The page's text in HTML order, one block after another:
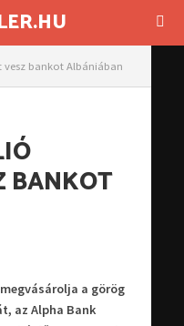
vesz bankot Albániában
BANKOT
a görög
az Alpha Bank